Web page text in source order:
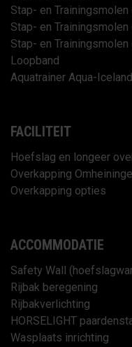
Stap- en
Stap- en
Stap- en
Loopband
Aquatrainer Aqua-
FACILITEIT
Hoefslag en longeer
Overkapping
Overkapping opties
ACCOMMODATIE
Safety Wall
Rijbak beregening
Rijbakverlichting
HORSELIGHT
Wasplaats inrichting